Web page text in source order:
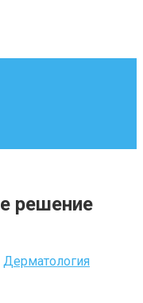
решение
Дерматология